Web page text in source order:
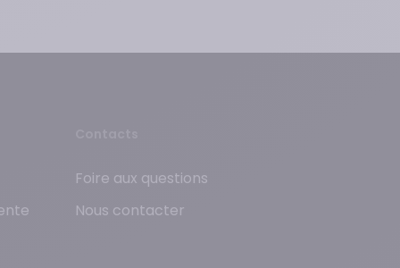
Foire aux questions
Nous contacter